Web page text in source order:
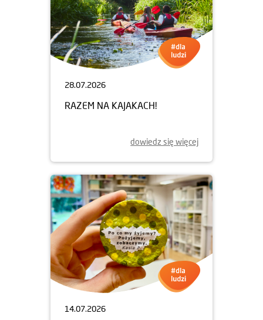
28.07.2026
RAZEM NA KAJAKACH!
dowiedz się więcej
14.07.2026